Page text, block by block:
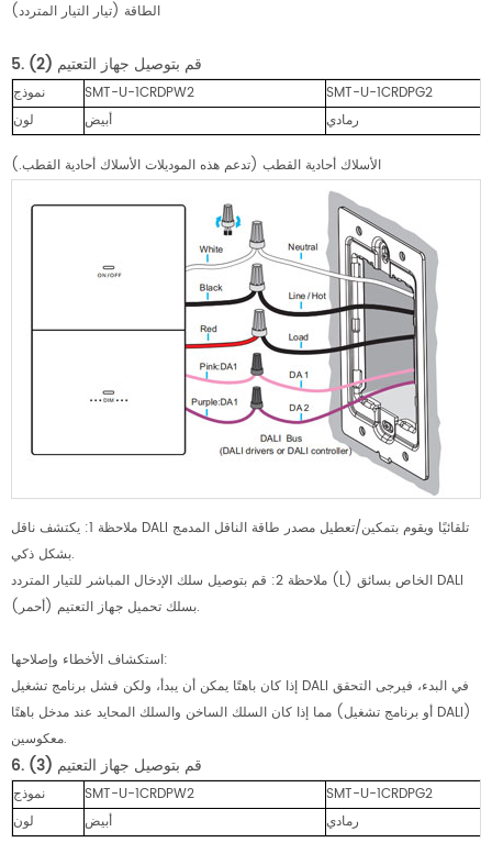
الطاقة (تيار التيار المتردد)
5. قم بتوصيل جهاز التعتيم (2)
نموذج SMT-U-1CRDPW2
SMT-U-1CRDPG2
لون
أبيض رمادي
الأسلاك أحادية القطب (تدعم هذه الموديلات الأسلاك أحادية القطب.)
ملاحظة 1: يكتشف ناقل DALI تلقائيًا ويقوم بتمكين/تعطيل مصدر طاقة الناقل المدمج
بشكل ذكي.
ملاحظة 2: قم بتوصيل سلك الإدخال المباشر للتيار المتردد (L) الخاص بسائق DALI
بسلك تحميل جهاز التعتيم (أحمر).
استكشاف الأخطاء وإصلاحها:
إذا كان باهتًا يمكن أن يبدأ، ولكن فشل برنامج تشغيل DALI في البدء، فيرجى التحقق
مما إذا كان السلك الساخن والسلك المحايد عند مدخل باهتًا (أو برنامج تشغيل DALI)
معكوسين.
6. قم بتوصيل جهاز التعتيم (3)
نموذج SMT-U-1CRDPW2
SMT-U-1CRDPG2
لون
أبيض رمادي